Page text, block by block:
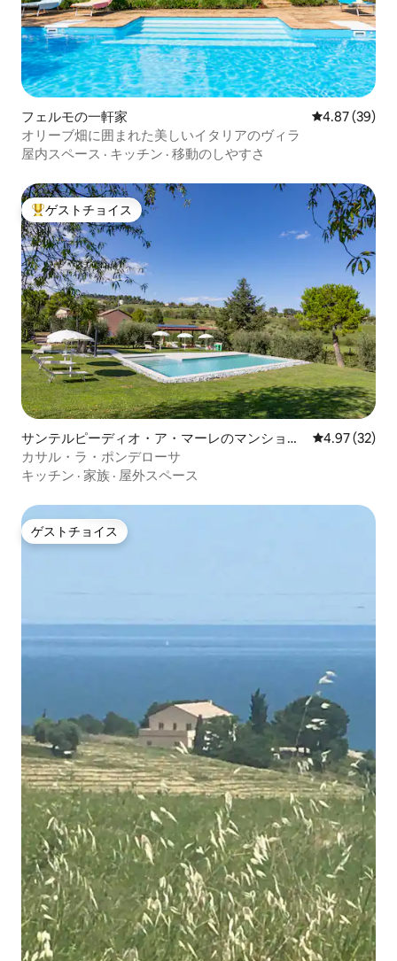
フェルモの一軒家 レビュー39
4.87 (39)
オリーブ畑に囲まれた美しいイタリアのヴィラ
屋内スペース · キッチン · 移動のしやすさ
大好評のゲストチョイスです。
ゲストチョイス
サンテルピーディオ・ア・マーレのマンショ
ン・アパート
レビュー32
4.97 (32)
カサル・ラ・ポンデローサ
キッチン · 家族 · 屋外スペース
ゲストチョイス
ゲストチョイス